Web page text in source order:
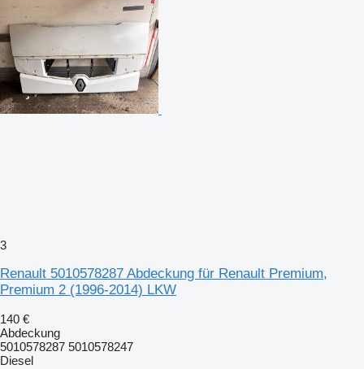
3
Renault 5010578287 Abdeckung für Renault Premium,
Premium 2 (1996-2014) LKW
140 €
Abdeckung
5010578287 5010578247
Diesel